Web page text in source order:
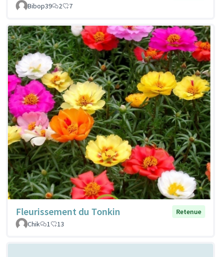
Bibop39
2 7
Fleurissement du Tonkin
Retenue
Chik
1 13